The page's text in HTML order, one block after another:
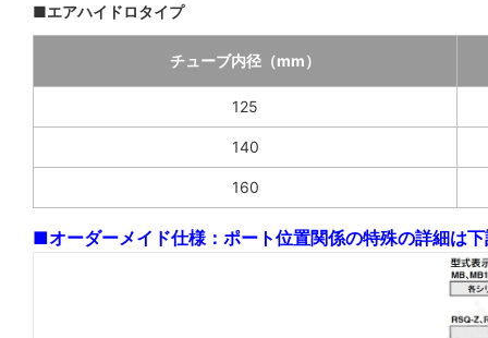
■エアハイドロタイプ
チューブ内径（mm）
125
140
160
■オーダーメイド仕様：ポート位置関係の特殊の詳細は